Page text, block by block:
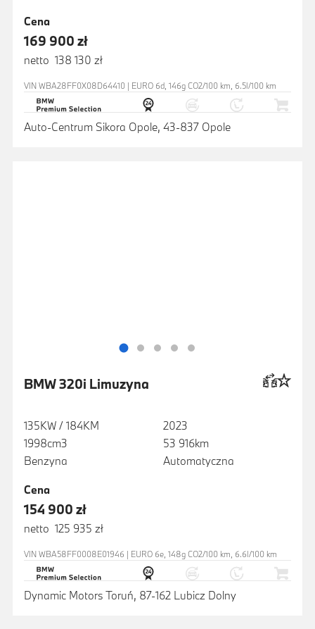
Cena
169 900 zł
netto 138 130 zł
VIN WBA28FF0X08D64410 | EURO 6d, 146g CO2/100 km, 6.5l/100 km
Auto-Centrum Sikora Opole, 43-837 Opole
BMW 320i Limuzyna
135KW / 184KM
1998cm3
Benzyna
2023
53 916km
Automatyczna
Cena
154 900 zł
netto 125 935 zł
VIN WBA58FF0008E01946 | EURO 6e, 148g CO2/100 km, 6.6l/100 km
Dynamic Motors Toruń, 87-162 Lubicz Dolny